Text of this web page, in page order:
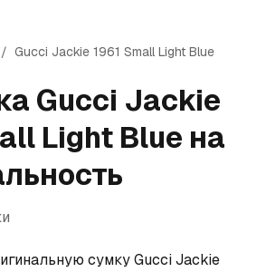
/ Gucci Jackie 1961 Small Light Blue
Gucci Jackie
Light Blue на
сумку Gucci Jackie